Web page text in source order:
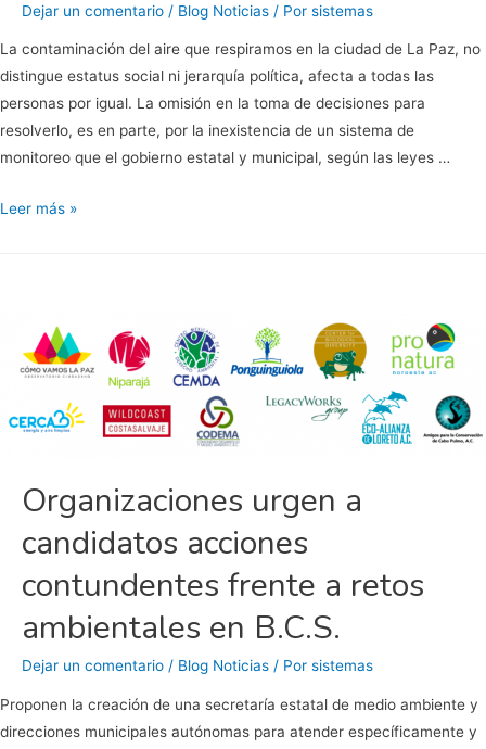
Dejar un comentario / Blog Noticias / Por sistemas
La contaminación del aire que respiramos en la ciudad de La Paz, no
distingue estatus social ni jerarquía política, afecta a todas las
personas por igual. La omisión en la toma de decisiones para
resolverlo, es en parte, por la inexistencia de un sistema de
monitoreo que el gobierno estatal y municipal, según las leyes …
Agenda
California
Sur.
Organizaciones
de
civil.
Leer más »
Organizaciones urgen a
candidatos acciones
contundentes frente a retos
ambientales en B.C.S.
Dejar un comentario / Blog Noticias / Por sistemas
Proponen la creación de una secretaría estatal de medio ambiente y
direcciones municipales autónomas para atender específicamente y